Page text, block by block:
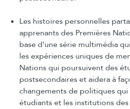
Les histoires personnelles
apprenants des Premières
base d’une série multimédia
les expériences uniques de
Nations qui poursuivent des
postsecondaires et aidera à
changements de politiques
étudiants et les institutions